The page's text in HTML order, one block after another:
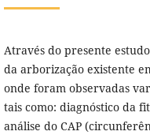
Através do presente
da arborização existente
onde foram observadas
tais como: diagnóstico da
análise do CAP